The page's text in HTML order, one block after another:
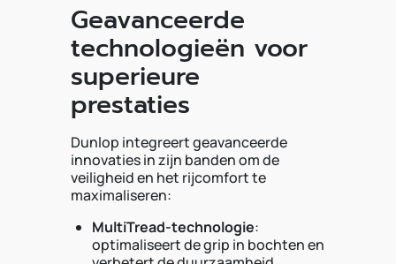
Geavanceerde
technologieën voor
superieure
prestaties
Dunlop integreert geavanceerde
innovaties in zijn banden om de
veiligheid en het rijcomfort te
maximaliseren:
MultiTread-technologie:
optimaliseert de grip in bochten en